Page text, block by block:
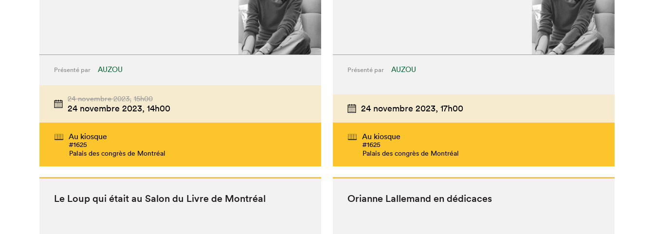
Présenté par AUZOU
24 novembre 2023, 15h00
24 novembre 2023, 14h00
Au kiosque
#1625
Palais des congrès de Montréal
Présenté par AUZOU
24 novembre 2023, 17h00
Au kiosque
#1625
Palais des congrès de Montréal
Le Loup qui était au Salon du Livre de Montréal Ori­anne Lalle­mand en dédicaces